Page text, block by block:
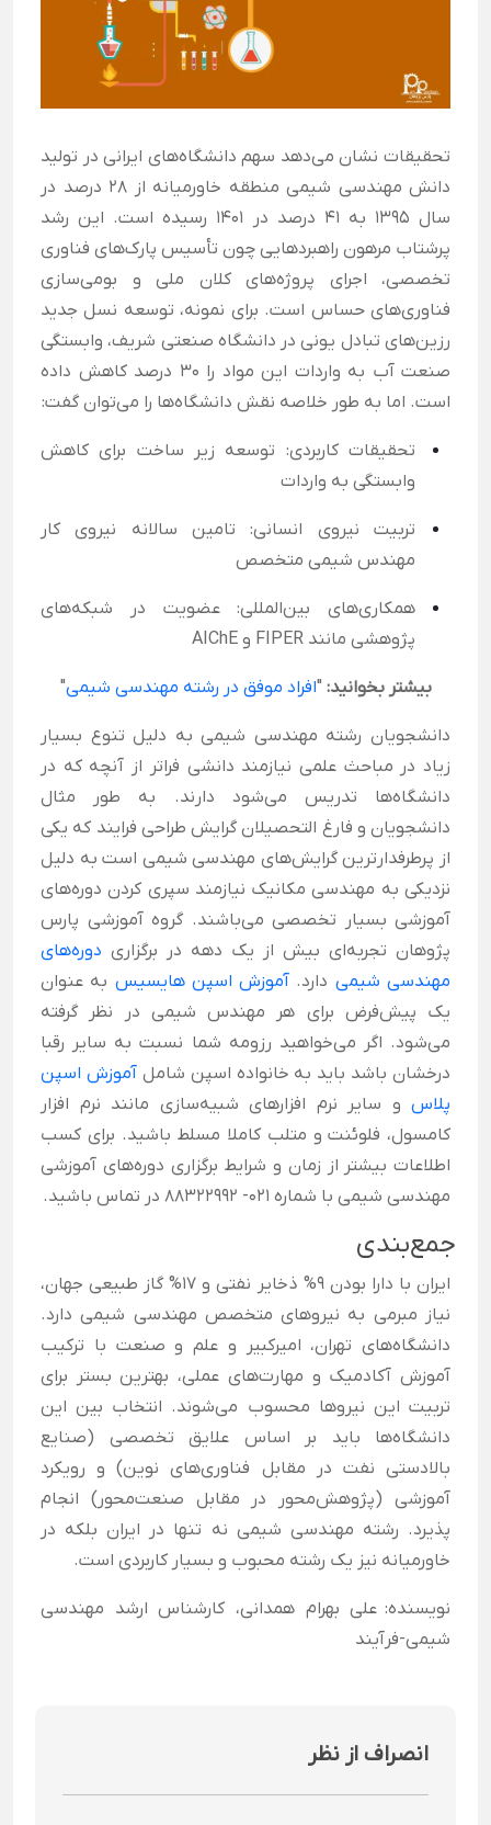
تحقیقات نشان می‌دهد سهم دانشگاه‌های ایرانی در تولید
دانش مهندسی شیمی منطقه خاورمیانه از ۲۸ درصد در
سال ۱۳۹۵ به ۴۱ درصد در ۱۴۰۱ رسیده است. این رشد
پرشتاب مرهون راهبردهایی چون تأسیس پارک‌های فناوری
تخصصی، اجرای پروژه‌های کلان ملی و بومی‌سازی
فناوری‌های حساس است. برای نمونه، توسعه نسل جدید
رزین‌های تبادل یونی در دانشگاه صنعتی شریف، وابستگی
صنعت آب به واردات این مواد را ۳۰ درصد کاهش داده
است. اما به طور خلاصه نقش دانشگاه‌ها را می‌توان گفت:
تحقیقات کاربردی: توسعه زیر ساخت برای کاهش
وابستگی به واردات
تربیت نیروی انسانی: تامین سالانه نیروی کار
مهندس شیمی متخصص
همکاری‌های بین‌المللی: عضویت در شبکه‌های
پژوهشی مانند FIPER و AIChE
بیشتر بخوانید: "افراد موفق در رشته مهندسی شیمی"
دانشجویان رشته مهندسی شیمی به دلیل تنوع بسیار
زیاد در مباحث علمی نیازمند دانشی فراتر از آنچه که در
دانشگاه‌ها تدریس می‌شود دارند. به طور مثال
دانشجویان و فارغ التحصیلان گرایش طراحی فرایند که یکی
از پرطرفدارترین گرایش‌های مهندسی شیمی است به دلیل
نزدیکی به مهندسی مکانیک نیازمند سپری کردن دوره‌های
آموزشی بسیار تخصصی می‌باشند.گروه آموزشی پارس
پژوهان تجربه‌ای بیش از یک دهه در برگزاری دوره‌های
مهندسی شیمی دارد. آموزش اسپن هایسیس به عنوان
یک پیش‌فرض برای هر مهندس شیمی در نظر گرفته
می‌شود. اگر می‌خواهید رزومه شما نسبت به سایر رقبا
درخشان باشد باید به خانواده اسپن شاملآموزش‌ اسپن
پلاس و سایر نرم افزارهای شبیه‌سازی مانند نرم افزار
کامسول، فلوئنت و متلب کاملا مسلط باشید. برای کسب
اطلاعات بیشتر از زمان و شرایط برگزاری دوره‌های آموزشی
مهندسی شیمی با شماره 021- 88322992 در تماس باشید.
جمع‌بندی
ایران با دارا بودن ۹% ذخایر نفتی و ۱۷% گاز طبیعی جهان،
نیاز مبرمی به نیروهای متخصص مهندسی شیمی دارد.
دانشگاه‌های تهران، امیرکبیر و علم و صنعت با ترکیب
آموزش آکادمیک و مهارت‌های عملی، بهترین بستر برای
تربیت این نیروها محسوب می‌شوند. انتخاب بین این
دانشگاه‌ها باید بر اساس علایق تخصصی (صنایع
بالادستی نفت در مقابل فناوری‌های نوین) و رویکرد
آموزشی (پژوهش‌محور در مقابل صنعت‌محور) انجام
پذیرد. رشته مهندسی شیمی نه تنها در ایران بلکه در
خاورمیانه نیز یک رشته محبوب و بسیار کاربردی است.
نویسنده: علی بهرام همدانی، کارشناس ارشد مهندسی
شیمی-فرآیند
انصراف از نظر